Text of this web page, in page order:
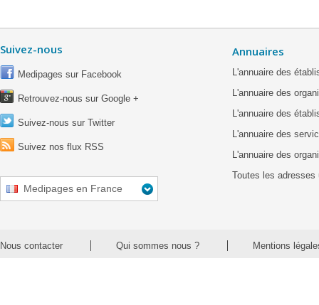
Suivez-nous
Medipages sur Facebook
Retrouvez-nous sur Google +
Suivez-nous sur Twitter
Suivez nos flux RSS
Medipages en France
Annuaires
L'annuaire des
L'annuaire des
L'annuaire des
L'annuaire des
L'annuaire des
Toutes les adresses
Nous contacter Qui sommes nous ? Mentions